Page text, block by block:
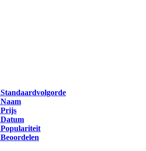
Standaardvolgorde
Naam
Prijs
Datum
Populariteit
Beoordelen